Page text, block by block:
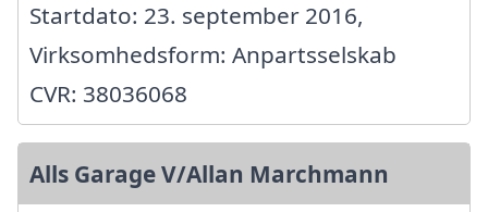
Startdato: 23. september 2016,
Virksomhedsform: Anpartsselskab
CVR: 38036068
Alls Garage V/Allan Marchmann